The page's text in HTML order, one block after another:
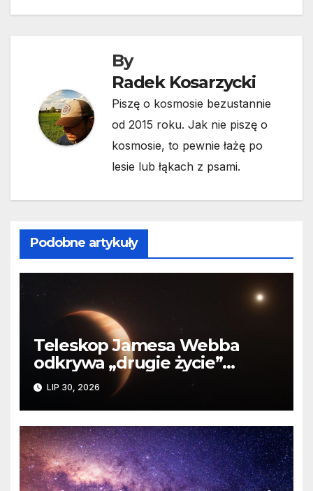
By
Radek Kosarzycki
Piszę o kosmosie bezustannie
od 2015 roku. Jak nie piszę o
kosmosie, to pewnie łażę po
lesie lub łąkach z psami.
Podobne artykuły
Teleskop Jamesa Webba
odkrywa „drugie życie”
planety krążącej wokół
martwej gwiazdy
LIP 30, 2026